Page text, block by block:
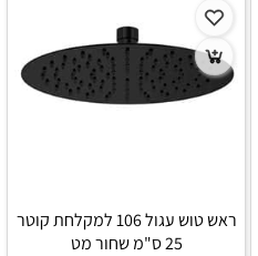
ראש טוש עגול 106 למקלחת קוטר
25 ס"מ שחור מט